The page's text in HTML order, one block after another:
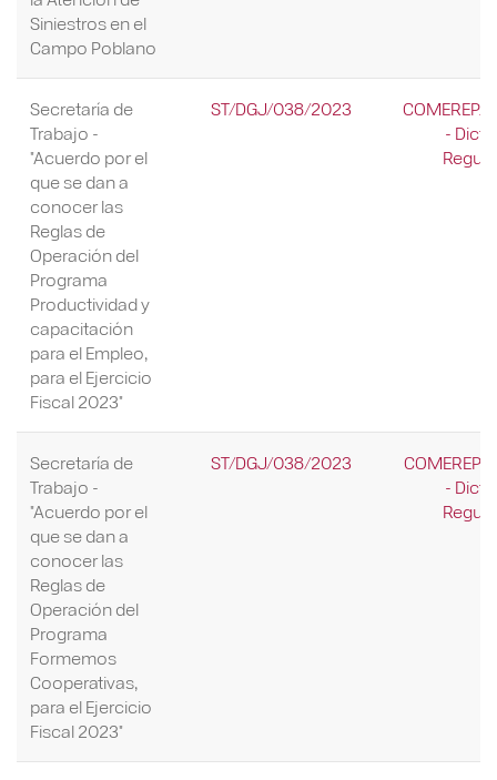
Siniestros en el
Campo Poblano
Secretaría de
Trabajo -
"Acuerdo por el
que se dan a
conocer las
Reglas de
Operación del
Programa
Productividad y
capacitación
para el Empleo,
para el Ejercicio
Fiscal 2023"
ST/DGJ/038/2023
-
Secretaría de
Trabajo -
"Acuerdo por el
que se dan a
conocer las
Reglas de
Operación del
Programa
Formemos
Cooperativas,
para el Ejercicio
Fiscal 2023"
ST/DGJ/038/2023
-